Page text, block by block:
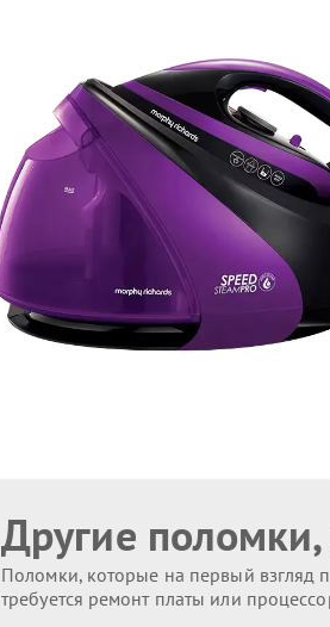
Другие
Поломки, которые на первый взгляд
требуется ремонт платы или